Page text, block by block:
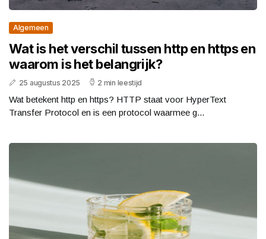
Algemeen
Wat is het verschil tussen http en https en
waarom is het belangrijk?
25 augustus 2025 2 min leestijd
Wat betekent http en https? HTTP staat voor HyperText
Transfer Protocol en is een protocol waarmee g...